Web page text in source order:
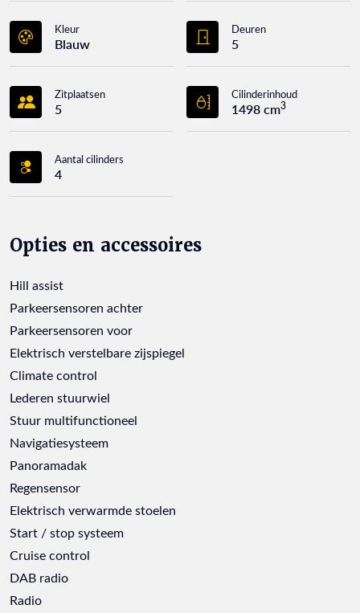
Kleur
Blauw
Deuren
5
Zitplaatsen
5
Cilinderinhoud
1498 cm3
Aantal cilinders
4
Opties en accessoires
Hill assist
Parkeersensoren achter
Parkeersensoren voor
Elektrisch verstelbare zijspiegel
Climate control
Lederen stuurwiel
Stuur multifunctioneel
Navigatiesysteem
Panoramadak
Regensensor
Elektrisch verwarmde stoelen
Start / stop systeem
Cruise control
DAB radio
Radio